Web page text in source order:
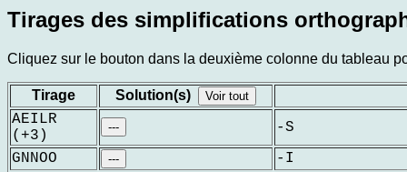
Tirages des simplifications
Cliquez sur le bouton dans la deuxième colonne du tableau
Tirage Solution(s) Voir tout
AEILR
(+3)
---
-S
GNNOO
---
-I